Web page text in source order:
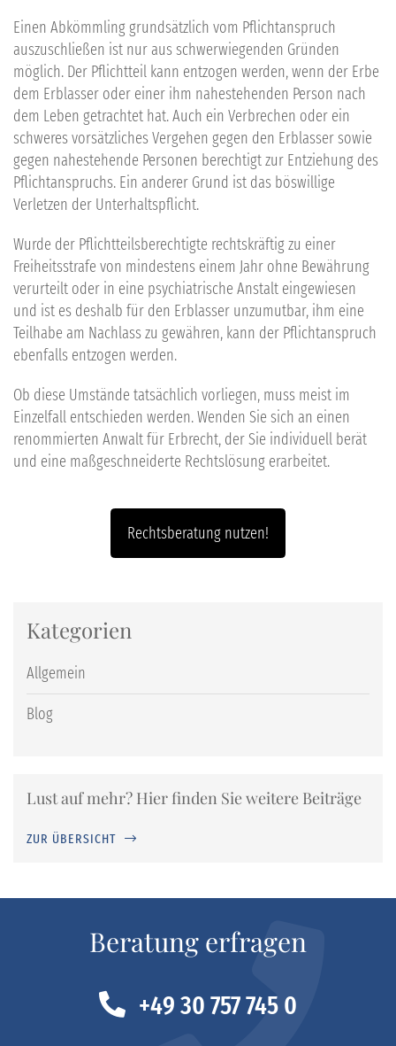
Einen Abkömmling grundsätzlich vom Pflichtanspruch
auszuschließen ist nur aus schwerwiegenden Gründen
möglich. Der Pflichtteil kann entzogen werden, wenn der Erbe
dem Erblasser oder einer ihm nahestehenden Person nach
dem Leben getrachtet hat. Auch ein Verbrechen oder ein
schweres vorsätzliches Vergehen gegen den Erblasser sowie
gegen nahestehende Personen berechtigt zur Entziehung des
Pflichtanspruchs. Ein anderer Grund ist das böswillige
Verletzen der Unterhaltspflicht.
Wurde der Pflichtteilsberechtigte rechtskräftig zu einer
Freiheitsstrafe von mindestens einem Jahr ohne Bewährung
verurteilt oder in eine psychiatrische Anstalt eingewiesen
und ist es deshalb für den Erblasser unzumutbar, ihm eine
Teilhabe am Nachlass zu gewähren, kann der Pflichtanspruch
ebenfalls entzogen werden.
Ob diese Umstände tatsächlich vorliegen, muss meist im
Einzelfall entschieden werden. Wenden Sie sich an einen
renommierten Anwalt für Erbrecht, der Sie individuell berät
und eine maßgeschneiderte Rechtslösung erarbeitet.
Rechtsberatung nutzen!
Kategorien
Allgemein
Blog
Lust auf mehr? Hier finden Sie weitere Beiträge
ZUR ÜBERSICHT
Beratung erfragen
+49 30 757 745 0